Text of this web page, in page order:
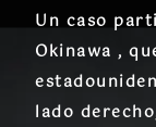
Un caso
Okinawa ,
lado